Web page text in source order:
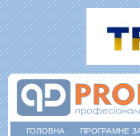
ГОЛОВНА ПРОГРАМНЕ